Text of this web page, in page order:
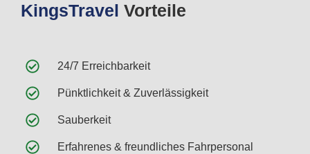
KingsTravel Vorteile
24/7 Erreichbarkeit
Pünktlichkeit & Zuverlässigkeit
Sauberkeit
Erfahrenes & freundliches Fahrpersonal